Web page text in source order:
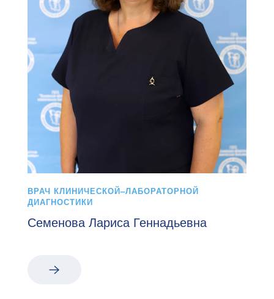
ВРАЧ КЛИНИЧЕСКОЙ–ЛАБОРАТОРНОЙ
ДИАГНОСТИКИ
Семенова Лариса Геннадьевна